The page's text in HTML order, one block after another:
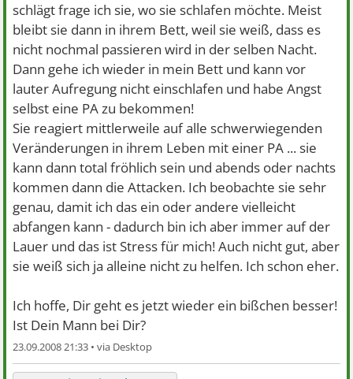
schlägt frage ich sie, wo sie schlafen möchte. Meist
bleibt sie dann in ihrem Bett, weil sie weiß, dass es
nicht nochmal passieren wird in der selben Nacht.
Dann gehe ich wieder in mein Bett und kann vor
lauter Aufregung nicht einschlafen und habe Angst
selbst eine PA zu bekommen!
Sie reagiert mittlerweile auf alle schwerwiegenden
Veränderungen in ihrem Leben mit einer PA ... sie
kann dann total fröhlich sein und abends oder nachts
kommen dann die Attacken. Ich beobachte sie sehr
genau, damit ich das ein oder andere vielleicht
abfangen kann - dadurch bin ich aber immer auf der
Lauer und das ist Stress für mich! Auch nicht gut, aber
sie weiß sich ja alleine nicht zu helfen. Ich schon eher.
Ich hoffe, Dir geht es jetzt wieder ein bißchen besser!
Ist Dein Mann bei Dir?
23.09.2008 21:33 •